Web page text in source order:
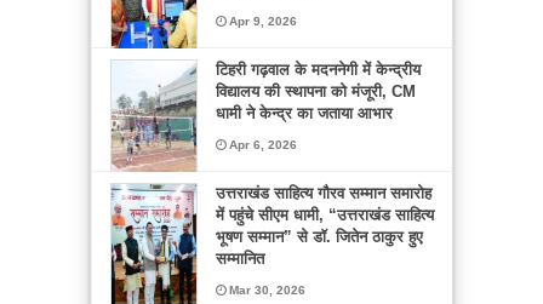
Apr 9, 2026
टिहरी गढ़वाल के मदननेगी में केन्द्रीय
विद्यालय की स्थापना को मंजूरी, CM
धामी ने केन्द्र का जताया आभार
Apr 6, 2026
उत्तराखंड साहित्य गौरव सम्मान समारोह
में पहुंचे सीएम धामी, “उत्तराखंड साहित्य
भूषण सम्मान” से डॉ. जितेन ठाकुर हुए
सम्मानित
Mar 30, 2026